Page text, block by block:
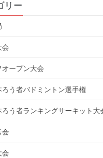
リー
会
オープン大会
ろう者バドミントン選手権
ろう者ランキングサーキット大
会
会